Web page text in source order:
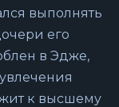
выполнять
его
в Эдже,
к высшему